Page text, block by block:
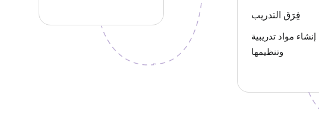
فِرَق التدريب
إنشاء مواد تدريبية
وتنظيمها